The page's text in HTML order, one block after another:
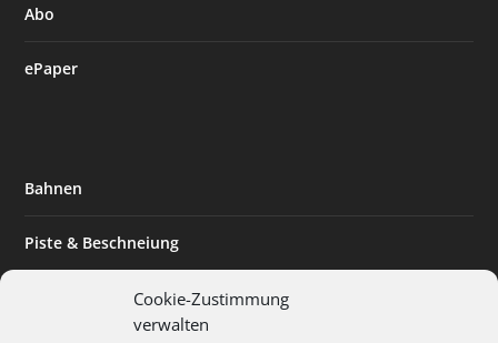
Cookie-Zustimmung
verwalten
Abo
ePaper
Bahnen
Piste & Beschneiung